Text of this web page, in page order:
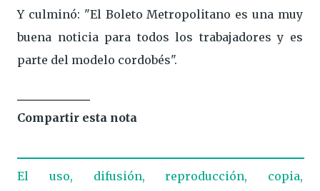
Y culminó: "El Boleto Metropolitano es una muy
buena noticia para todos los trabajadores y es
parte del modelo cordobés".
Compartir esta nota
El uso, difusión, reproducción, copia,